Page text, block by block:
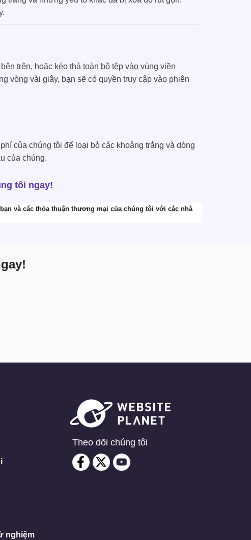
trên, hoặc kéo thả toàn bộ tệp vào vùng viền
vòng vài giây, bạn sẽ có quyền truy cập vào phiên
của chúng tôi để loại bỏ các khoảng trắng và dòng
của chúng.
tôi ngay!
và các thỏa thuận thương mại của chúng tôi với các nhà
nghiệm
Theo dõi chúng tôi